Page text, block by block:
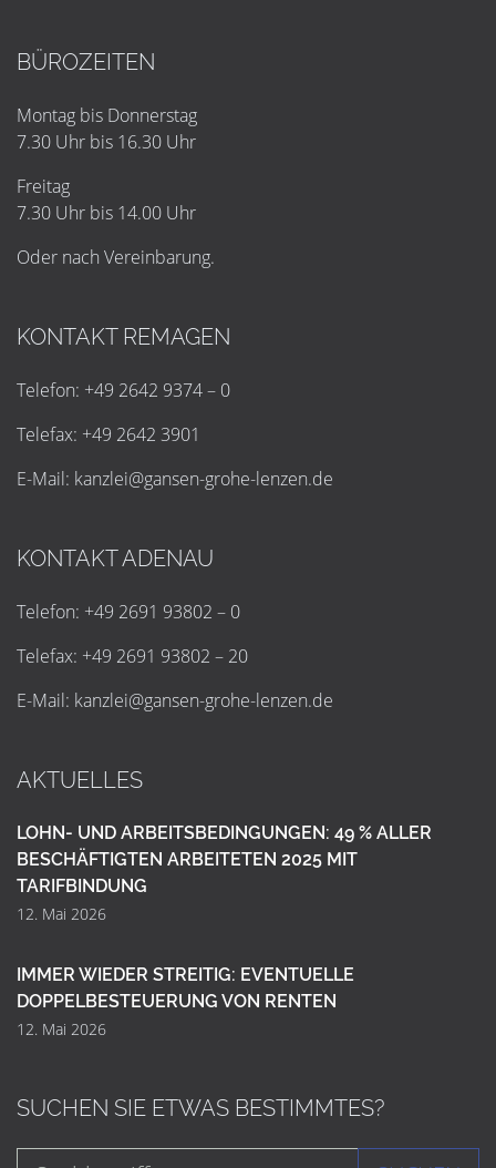
BÜROZEITEN
Montag bis Donnerstag
7.30 Uhr bis 16.30 Uhr
Freitag
7.30 Uhr bis 14.00 Uhr
Oder nach Vereinbarung.
KONTAKT REMAGEN
Telefon: +49 2642 9374 – 0
Telefax: +49 2642 3901
E-Mail: kanzlei@gansen-grohe-lenzen.de
KONTAKT ADENAU
Telefon: +49 2691 93802 – 0
Telefax: +49 2691 93802 – 20
E-Mail: kanzlei@gansen-grohe-lenzen.de
AKTUELLES
LOHN- UND ARBEITSBEDINGUNGEN: 49 % ALLER
BESCHÄFTIGTEN ARBEITETEN 2025 MIT
TARIFBINDUNG
12. Mai 2026
IMMER WIEDER STREITIG: EVENTUELLE
DOPPELBESTEUERUNG VON RENTEN
12. Mai 2026
SUCHEN SIE ETWAS BESTIMMTES?